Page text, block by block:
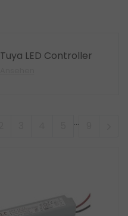
Tuya LED Controller
...